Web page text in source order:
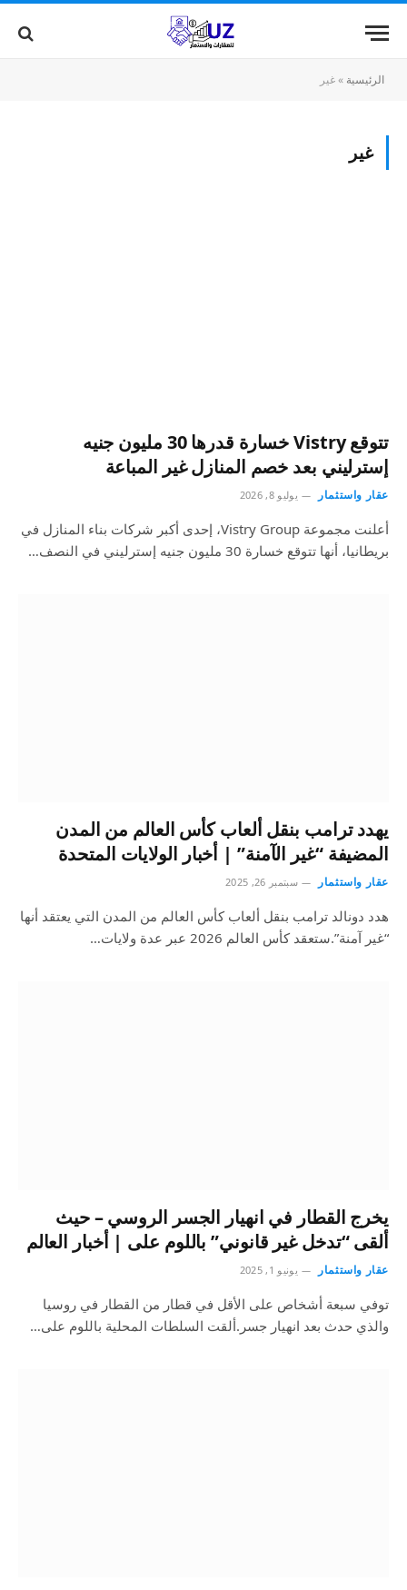
الرئيسية »غير
غير
تتوقع Vistry خسارة قدرها 30 مليون جنيه
إسترليني بعد خصم المنازل غير المباعة
عقار واستثمار يوليو 8, 2026
أعلنت مجموعة Vistry Group، إحدى أكبر شركات بناء المنازل في
بريطانيا، أنها تتوقع خسارة 30 مليون جنيه إسترليني في النصف…
يهدد ترامب بنقل ألعاب كأس العالم من المدن
المضيفة “غير الآمنة” | أخبار الولايات المتحدة
عقار واستثمار سبتمبر 26, 2025
هدد دونالد ترامب بنقل ألعاب كأس العالم من المدن التي يعتقد أنها
“غير آمنة”.ستعقد كأس العالم 2026 عبر عدة ولايات…
يخرج القطار في انهيار الجسر الروسي – حيث
ألقى “تدخل غير قانوني” باللوم على | أخبار العالم
عقار واستثمار يونيو 1, 2025
توفي سبعة أشخاص على الأقل في قطار من القطار في روسيا
والذي حدث بعد انهيار جسر.ألقت السلطات المحلية باللوم على…